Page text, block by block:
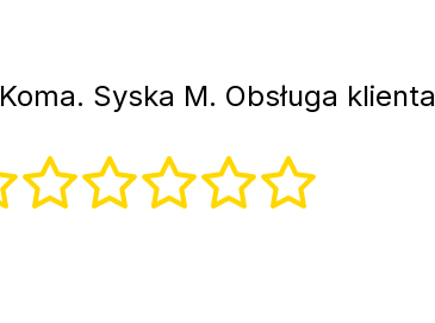
Koma. Syska M. Obsługa klienta